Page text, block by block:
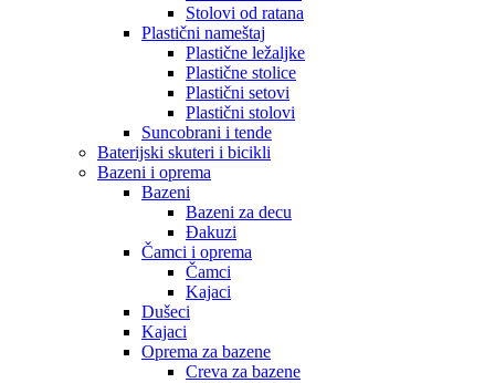
Stolovi od ratana
Plastični nameštaj
Plastične ležaljke
Plastične stolice
Plastični setovi
Plastični stolovi
Suncobrani i tende
Baterijski skuteri i bicikli
Bazeni i oprema
Bazeni
Bazeni za decu
Đakuzi
Čamci i oprema
Čamci
Kajaci
Dušeci
Kajaci
Oprema za bazene
Creva za bazene